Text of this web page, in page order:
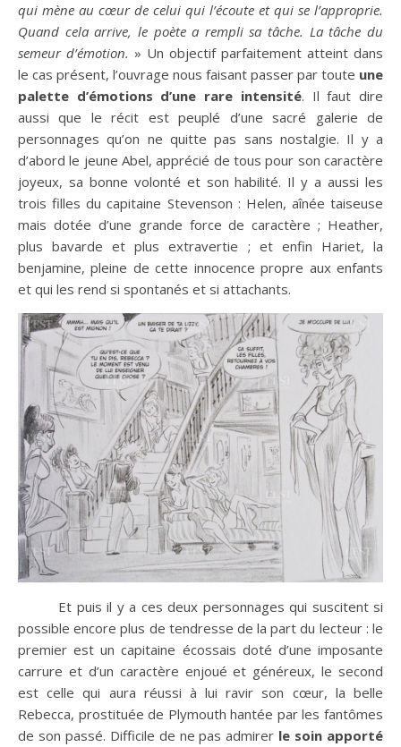
qui mène au cœur de celui qui l’écoute et qui se l’approprie.
Quand cela arrive, le poète a rempli sa tâche. La tâche du
semeur d’émotion. » Un objectif parfaitement atteint dans
le cas présent, l’ouvrage nous faisant passer par toute une
palette d’émotions d’une rare intensité. Il faut dire
aussi que le récit est peuplé d’une sacré galerie de
personnages qu’on ne quitte pas sans nostalgie. Il y a
d’abord le jeune Abel, apprécié de tous pour son caractère
joyeux, sa bonne volonté et son habilité. Il y a aussi les
trois filles du capitaine Stevenson : Helen, aînée taiseuse
mais dotée d’une grande force de caractère ; Heather,
plus bavarde et plus extravertie ; et enfin Hariet, la
benjamine, pleine de cette innocence propre aux enfants
et qui les rend si spontanés et si attachants.
Et puis il y a ces deux personnages qui suscitent si
possible encore plus de tendresse de la part du lecteur : le
premier est un capitaine écossais doté d’une imposante
carrure et d’un caractère enjoué et généreux, le second
est celle qui aura réussi à lui ravir son cœur, la belle
Rebecca, prostituée de Plymouth hantée par les fantômes
de son passé. Difficile de ne pas admirer le soin apporté